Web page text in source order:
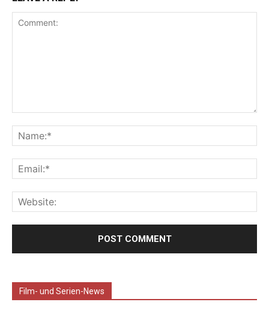
Film- und Serien-News